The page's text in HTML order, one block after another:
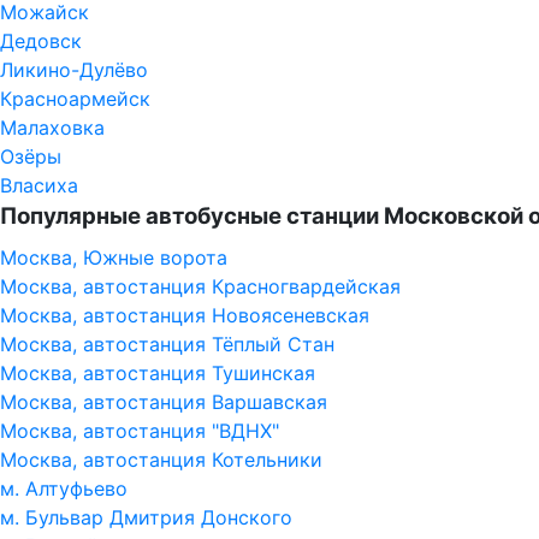
Можайск
Дедовск
Ликино-Дулёво
Красноармейск
Малаховка
Озёры
Власиха
Популярные автобусные станции Московской
Москва, Южные ворота
Москва, автостанция Красногвардейская
Москва, автостанция Новоясеневская
Москва, автостанция Тёплый Стан
Москва, автостанция Тушинская
Москва, автостанция Варшавская
Москва, автостанция "ВДНХ"
Москва, автостанция Котельники
м. Алтуфьево
м. Бульвар Дмитрия Донского